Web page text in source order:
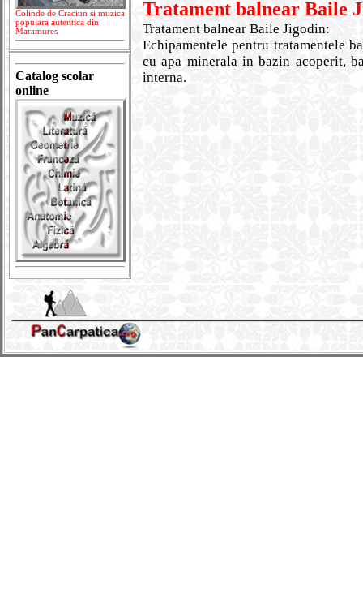
Colinde de Craciun si muzica
populara autentica din
Maramures
Catalog scolar
online
Tratament balnear Baile
Tratament balnear Baile Jigodin:
Echipamentele pentru tratamentele
cu apa minerala in bazin acoperit,
interna.